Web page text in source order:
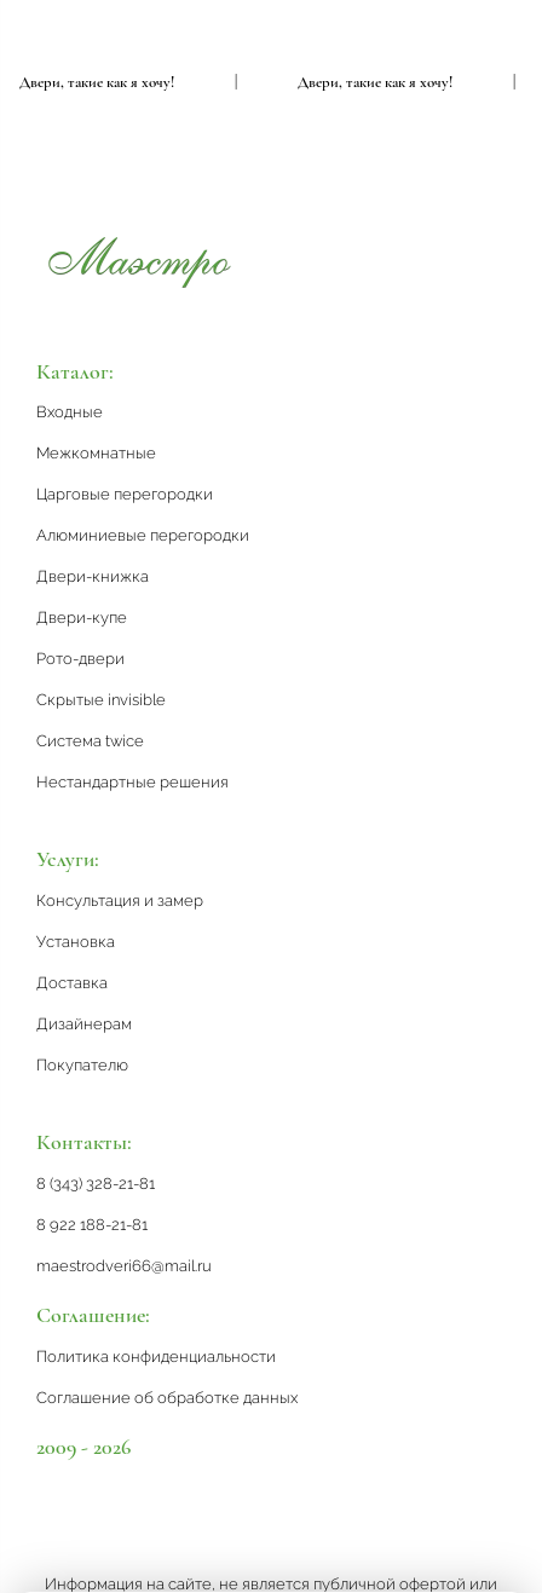
Двери, такие как я хочу! Двери, такие как я хочу!
Каталог:
Входные
Межкомнатные
Царговые перегородки
Алюминиевые перегородки
Двери-книжка
Двери-купе
Рото-двери
Скрытые invisible
Система twice
Нестандартные решения
Услуги:
Консультация и замер
Установка
Доставка
Дизайнерам
Покупателю
Контакты:
8 (343) 328-21-81
8 922 188-21-81
maestrodveri66@mail.ru
Соглашение:
Политика конфиденциальности
Соглашение об обработке данных
2009 - 2026
Информация на сайте, не является публичной офертой или